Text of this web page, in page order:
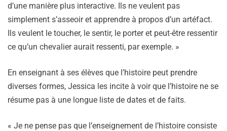
d’une manière plus interactive. Ils ne veulent pas
simplement s’asseoir et apprendre à propos d’un artéfact.
Ils veulent le toucher, le sentir, le porter et peut-être ressentir
ce qu’un chevalier aurait ressenti, par exemple. »
En enseignant à ses élèves que l’histoire peut prendre
diverses formes, Jessica les incite à voir que l’histoire ne se
résume pas à une longue liste de dates et de faits.
« Je ne pense pas que l’enseignement de l’histoire consiste